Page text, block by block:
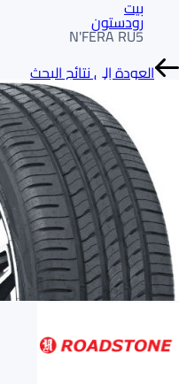
بيت
رودستون
N'FERA RU5
العودة إلى نتائج البحث